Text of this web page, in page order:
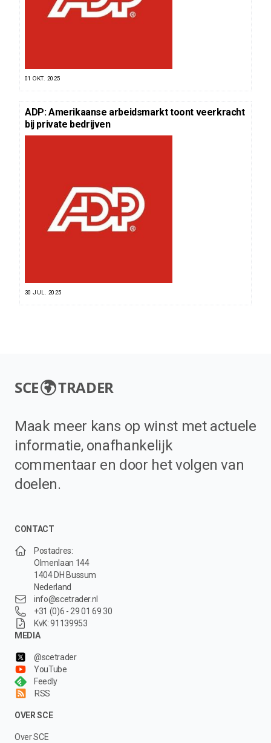
01 OKT. 2025
ADP: Amerikaanse arbeidsmarkt toont veerkracht
bij private bedrijven
30 JUL. 2025
SCE TRADER
Maak meer kans op winst met actuele
informatie, onafhankelijk
commentaar en door het volgen van
doelen.
CONTACT
Postadres:
Olmenlaan 144
1404 DH Bussum
Nederland
info@scetrader.nl
+31 (0)6 - 29 01 69 30
KvK: 91139953
MEDIA
@scetrader
YouTube
Feedly
RSS
OVER SCE
Over SCE